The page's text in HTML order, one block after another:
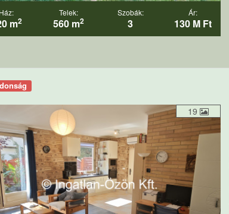
m2
Telek:
560 m2
Szobák:
3
Ár:
130 M Ft
19